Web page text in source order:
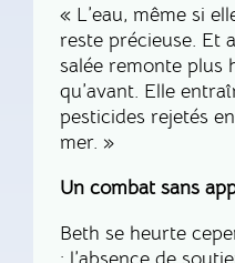
« L’eau, même si
reste précieuse. Et
salée remonte plus
qu’avant. Elle
pesticides rejetés
mer. »
Un combat sans
Beth se heurte